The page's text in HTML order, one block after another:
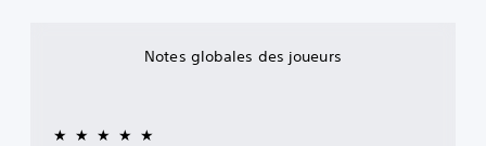
Notes globales des joueurs
★★★★★